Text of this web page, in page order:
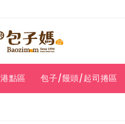
港點區 包子/饅頭/起司捲區